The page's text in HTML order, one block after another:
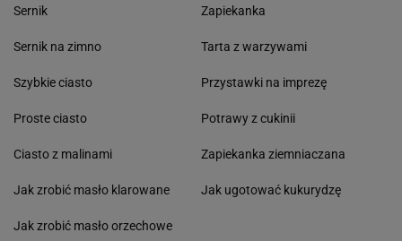
Sernik
Sernik na zimno
Szybkie ciasto
Proste ciasto
Ciasto z malinami
Jak zrobić masło klarowane
Jak zrobić masło orzechowe
Zapiekanka
Tarta z warzywami
Przystawki na imprezę
Potrawy z cukinii
Zapiekanka ziemniaczana
Jak ugotować kukurydzę